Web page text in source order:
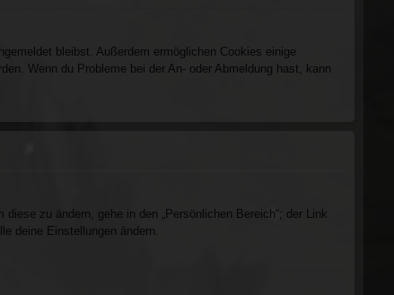
bleibst. Außerdem ermöglichen Cookies einige
Wenn du Probleme bei der An- oder Abmeldung hast, kann
zu ändern, gehe in den „Persönlichen Bereich“; der Link
deine Einstellungen ändern.